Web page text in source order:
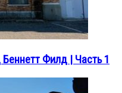
Филд | Часть 1